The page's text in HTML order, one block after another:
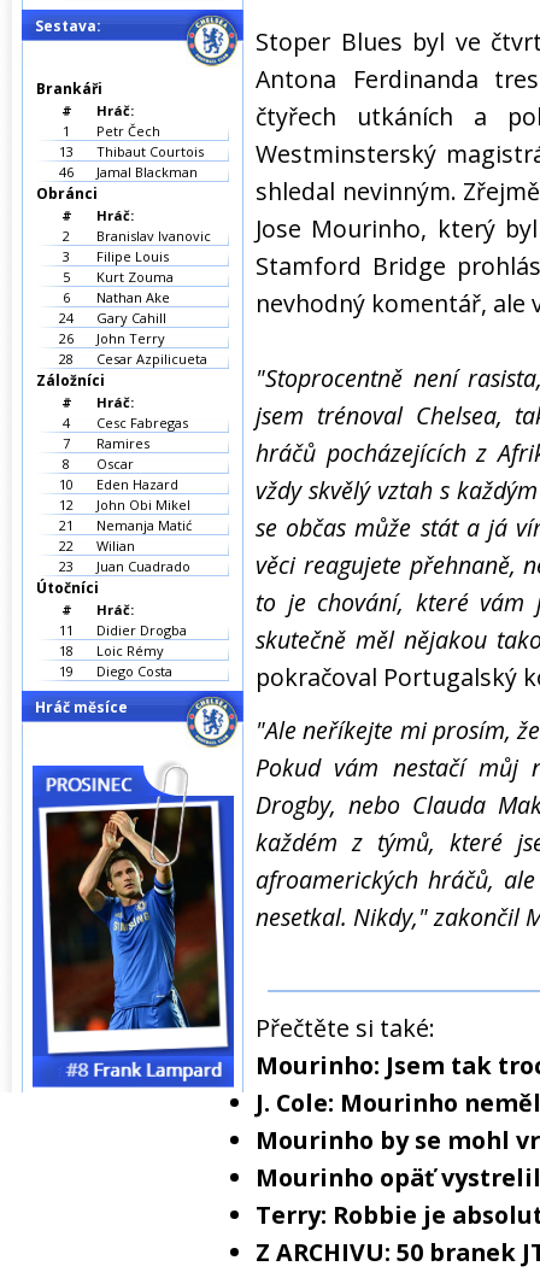
Stoper Blues byl ve
Antona Ferdinanda
čtyřech utkáních a
Westminsterský
shledal nevinným.
Jose Mourinho, který
Stamford Bridge
nevhodný komentář, ale
"Stoprocentně není
jsem trénoval Chelsea,
hráčů pocházejících z
vždy skvělý vztah s
se občas může stát a já
věci reagujete přehnaně,
to je chování, které vám
skutečně měl nějakou
pokračoval Portugalský
"Ale neříkejte mi prosím,
Pokud vám nestačí můj
Drogby, nebo Clauda
každém z týmů, které
afroamerických hráčů,
nesetkal. Nikdy," zakončil
Přečtěte si také:
Mourinho: Jsem tak
J. Cole: Mourinho
Mourinho by se mohl
Mourinho opäť vystrelil
Terry: Robbie je
Z ARCHIVU: 50 branek
Sestava:
Brankáři
#
Hráč:
1
Petr Čech
13
Thibaut Courtois
46
Jamal Blackman
Obránci
#
Hráč:
2
Branislav Ivanovic
3
Filipe Louis
5
Kurt Zouma
6
Nathan Ake
24
Gary Cahill
26
John Terry
28
Cesar Azpilicueta
Záložníci
#
Hráč:
4
Cesc Fabregas
7
Ramires
8
Oscar
10
Eden Hazard
12
John Obi Mikel
21
Nemanja Matić
22
Wilian
23
Juan Cuadrado
Útočníci
#
Hráč:
11
Didier Drogba
18
Loic Rémy
19
Diego Costa
Hráč měsíce